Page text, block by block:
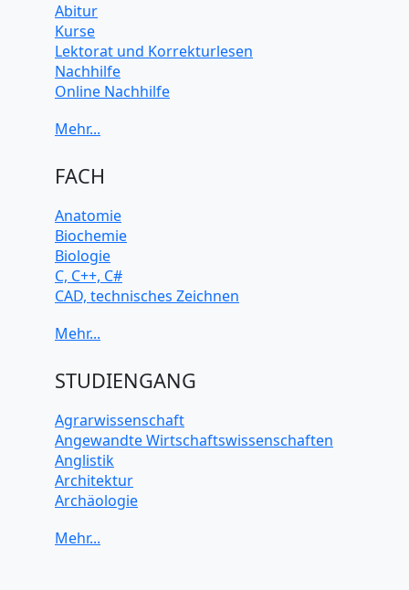
Abitur
Kurse
Lektorat und Korrekturlesen
Nachhilfe
Online Nachhilfe
FACH
Anatomie
Biochemie
Biologie
C, C++, C#
CAD, technisches Zeichnen
Computerarchitektur
Elektrotechnik
Java
JavaScript
Künstliche Intelligenz
Latein
Makroökonomie
Mechanik
STUDIENGANG
Agrarwissenschaft
Angewandte Wirtschaftswissenschaften
Anglistik
Architektur
Archäologie
Biochemie Wissenschaften